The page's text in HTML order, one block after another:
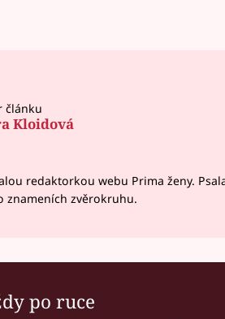
článku
Kloidová
redaktorkou webu Prima ženy.
znameních zvěrokruhu.
po ruce